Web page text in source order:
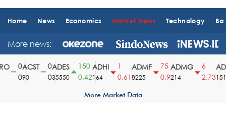
Home News Economics Market News Technology
More news:
ACST
90
ADES
35550
150
0.42
ADHI
164
0.61
ADMF
8225
75
0.9
ADMG
214
2.731510
More Market Data